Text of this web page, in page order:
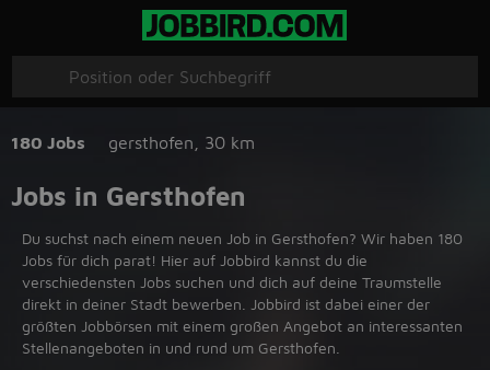
180 Jobs gersthofen 30 km
Jobs in Gersthofen
Du suchst nach einem neuen Job in Gersthofen? Wir haben 180
Jobs für dich parat! Hier auf Jobbird kannst du die
verschiedensten Jobs suchen und dich auf deine Traumstelle
direkt in deiner Stadt bewerben. Jobbird ist dabei einer der
größten Jobbörsen mit einem großen Angebot an interessanten
Stellenangeboten in und rund um Gersthofen.